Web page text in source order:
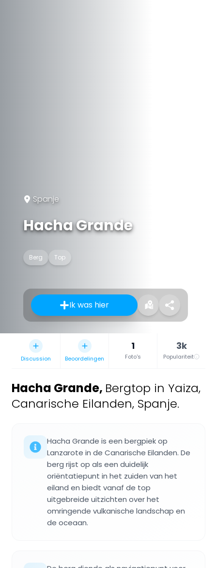
Spanje
Hacha Grande
Berg Top
Ik was hier
Discussion Beoordelingen
1
Foto's
3k
Populariteit
Hacha Grande, Bergtop in Yaiza,
Canarische Eilanden, Spanje.
Hacha Grande is een bergpiek op
Lanzarote in de Canarische Eilanden. De
berg rijst op als een duidelijk
oriëntatiepunt in het zuiden van het
eiland en biedt vanaf de top
uitgebreide uitzichten over het
omringende vulkanische landschap en
de oceaan.